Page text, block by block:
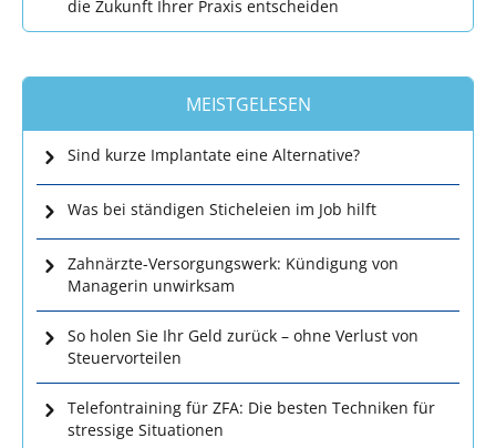
die Zukunft Ihrer Praxis entscheiden
MEISTGELESEN
Sind kurze Implantate eine Alternative?
Was bei ständigen Sticheleien im Job hilft
Zahnärzte-Versorgungswerk: Kündigung von
Managerin unwirksam
So holen Sie Ihr Geld zurück – ohne Verlust von
Steuervorteilen
Telefontraining für ZFA: Die besten Techniken für
stressige Situationen